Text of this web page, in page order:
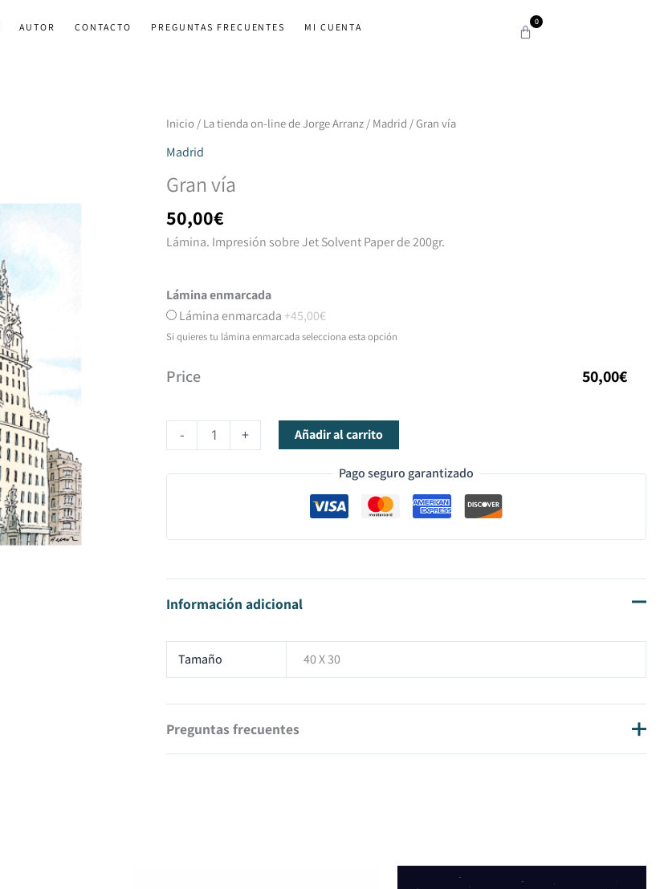
AUTOR CONTACTO PREGUNTAS FRECUENTES MI CUENTA 0
Carrito
Inicio / La tienda on-line de Jorge Arranz / Madrid / Gran vía
Madrid
Gran vía
50,00€
Lámina. Impresión sobre Jet Solvent Paper de 200gr.
Lámina enmarcada
Lámina enmarcada +45,00€
Si quieres tu lámina enmarcada selecciona esta opción
Price 50,00€
-
Gran
+ Añadir al carrito
Pago seguro garantizado
Información adicional
Tamaño 40 X 30
Preguntas frecuentes